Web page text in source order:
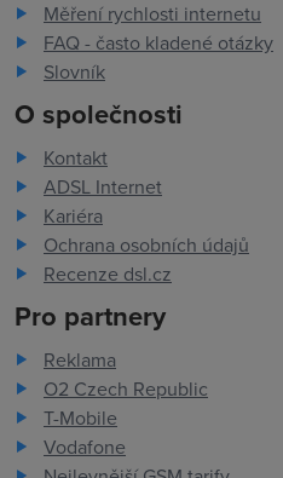
Měření rychlosti internetu
FAQ - často kladené otázky
Slovník
O společnosti
Kontakt
ADSL Internet
Kariéra
Ochrana osobních údajů
Recenze dsl.cz
Pro partnery
Reklama
O2 Czech Republic
T-Mobile
Vodafone